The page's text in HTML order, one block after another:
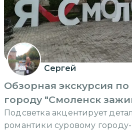
Сергей
Обзорная экскурсия
городу "Смоленск
Подсветка акцентирует
романтики суровому